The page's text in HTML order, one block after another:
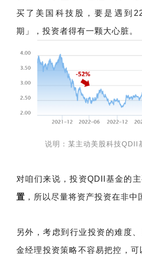
买了美国科技股，要是遇到
期」，投资者得有一颗大心脏。
说明：某主动美股科技QDII
对咱们来说，投资QDII基金的
置 ，所以尽量将资产投资在非中
另外，考虑到行业投资的难度
金经理投资策略不容易把控，可